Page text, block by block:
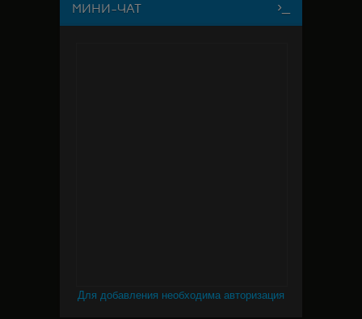
МИНИ-ЧАТ
Для добавления необходима авторизация